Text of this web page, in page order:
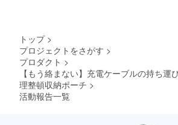
トップ >
プロジェクトをさがす >
プロダクト >
【もう絡まない】充電ケーブルの持ち運
理整頓収納ポーチ >
活動報告一覧